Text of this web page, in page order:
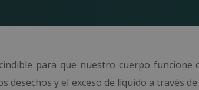
para que nuestro cuerpo funcione
desechos y el exceso de líquido a través